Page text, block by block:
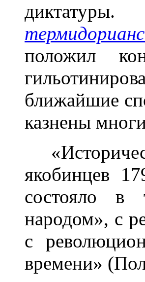
положил
ближайшие
казнены
якобинцев
состояло
народом», с
с
времени»